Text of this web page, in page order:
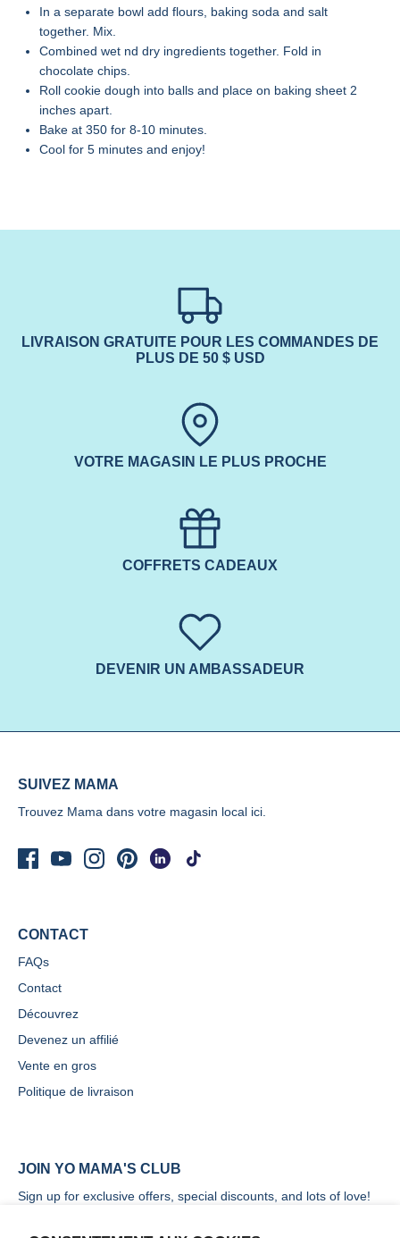
In a separate bowl add flours, baking soda and salt
together. Mix.
Combined wet nd dry ingredients together. Fold in
chocolate chips.
Roll cookie dough into balls and place on baking sheet 2
inches apart.
Bake at 350 for 8-10 minutes.
Cool for 5 minutes and enjoy!
LIVRAISON GRATUITE POUR LES COMMANDES DE
PLUS DE 50 $ USD
VOTRE MAGASIN LE PLUS PROCHE
COFFRETS CADEAUX
DEVENIR UN AMBASSADEUR
SUIVEZ MAMA
Trouvez Mama dans votre magasin local ici.
CONTACT
FAQs
Contact
Découvrez
Devenez un affilié
Vente en gros
Politique de livraison
JOIN YO MAMA'S CLUB
Sign up for exclusive offers, special discounts, and lots of love!